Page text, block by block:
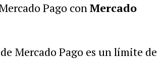
Pago conMercado
Mercado Pago es un límite de